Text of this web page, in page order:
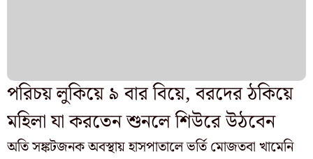
অতি সঙ্কটজনক অবস্থায় হাসপাতালে ভর্তি মোজতবা খামেনি
পরিচয় লুকিয়ে ৯ বার বিয়ে, বরদের ঠকিয়ে
মহিলা যা করতেন শুনলে শিউরে উঠবেন